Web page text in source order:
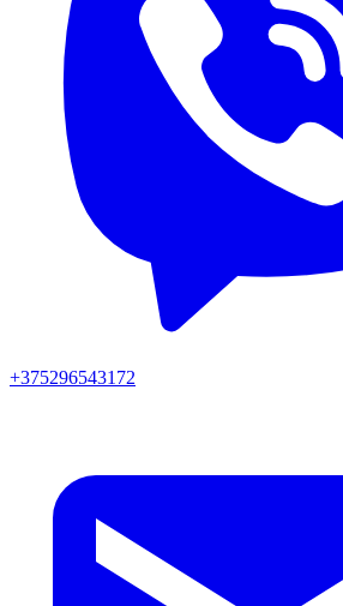
+375296543172